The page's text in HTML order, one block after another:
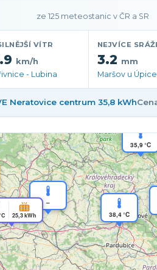
aze 125 meteostanic v ČR a SR
VÍTR
km/h
- Lubina
NEJVÍCE
3.2 mm
Maršov u Úpice
Neratovice centrum 35,8 kWh
25,3 kWh
35,9 °C
–
38,4 °C